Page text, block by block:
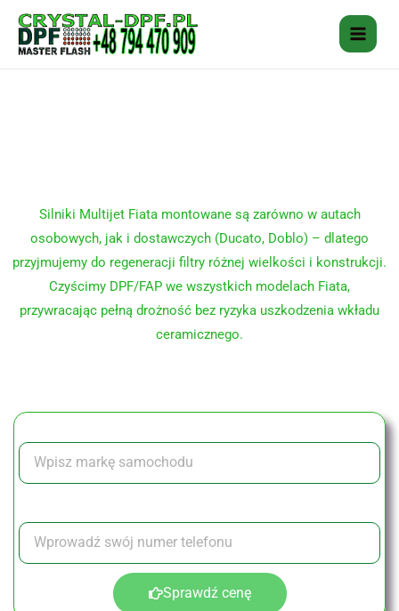
Przejdź
treści
Silniki Multijet Fiata montowane są zarówno w autach
osobowych, jak i dostawczych (Ducato, Doblo) – dlatego
przyjmujemy do regeneracji filtry różnej wielkości i konstrukcji.
Czyścimy DPF/FAP we wszystkich modelach Fiata,
przywracając pełną drożność bez ryzyka uszkodzenia wkładu
ceramicznego.
Sprawdź cenę